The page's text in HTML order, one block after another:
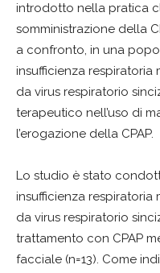
introdotto nella pratica
somministrazione della
a confronto, in una
insufficienza
da virus respiratorio
terapeutico nell’uso di
l’erogazione della CPAP.
Lo studio è stato
insufficienza
da virus respiratorio
trattamento con CPAP
facciale (n=13). Come